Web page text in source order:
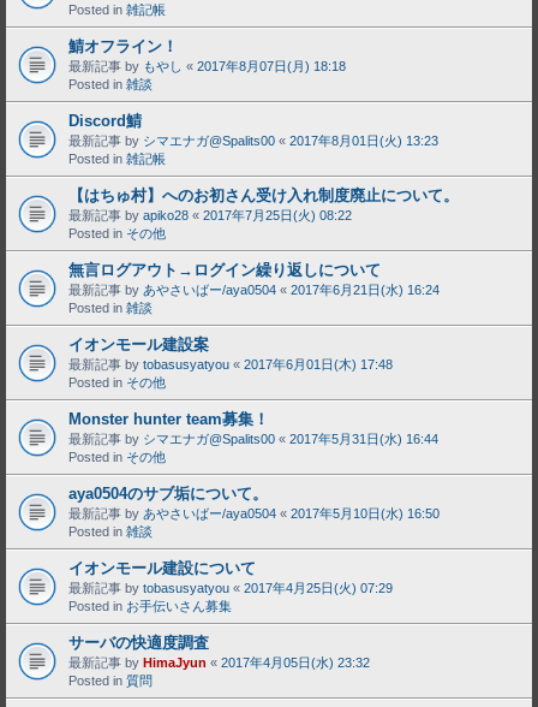
Posted in 雑記帳
鯖オフライン！
最新記事 by もやし « 2017年8月07日(月) 18:18
Posted in 雑談
Discord鯖
最新記事 by シマエナガ@Spalits00 « 2017年8月01日(火) 13:23
Posted in 雑記帳
【はちゅ村】へのお初さん受け入れ制度廃止について。
最新記事 by apiko28 « 2017年7月25日(火) 08:22
Posted in その他
無言ログアウト→ログイン繰り返しについて
最新記事 by あやさいばー/aya0504 « 2017年6月21日(水) 16:24
Posted in 雑談
イオンモール建設案
最新記事 by tobasusyatyou « 2017年6月01日(木) 17:48
Posted in その他
Monster hunter team募集！
最新記事 by シマエナガ@Spalits00 « 2017年5月31日(水) 16:44
Posted in その他
aya0504のサブ垢について。
最新記事 by あやさいばー/aya0504 « 2017年5月10日(水) 16:50
Posted in 雑談
イオンモール建設について
最新記事 by tobasusyatyou « 2017年4月25日(火) 07:29
Posted in お手伝いさん募集
サーバの快適度調査
最新記事 by HimaJyun « 2017年4月05日(水) 23:32
Posted in 質問